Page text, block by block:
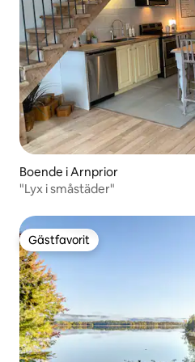
Boende i Arnprior
"Lyx i småstäder"
Gästfavorit
Gästfavorit